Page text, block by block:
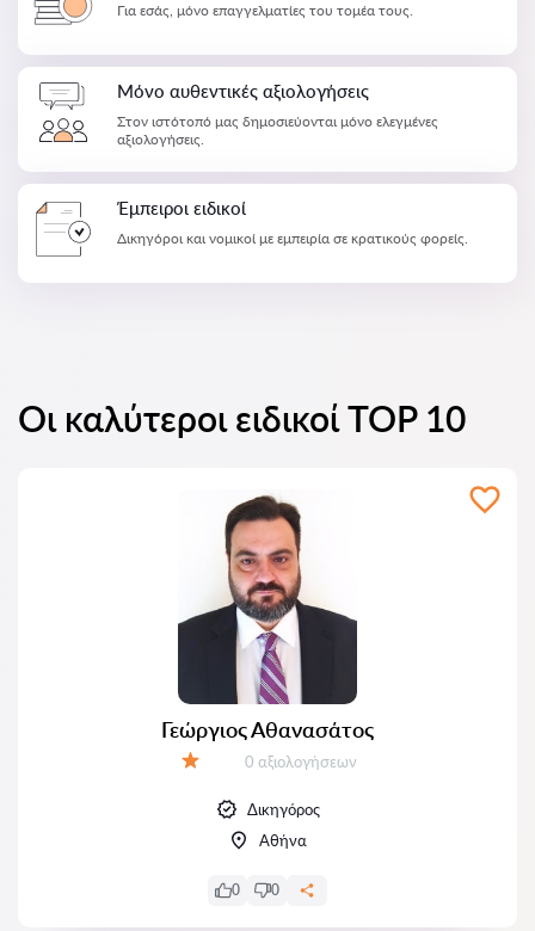
Για εσάς, μόνο επαγγελματίες του τομέα τους.
Μόνο αυθεντικές αξιολογήσεις
Στον ιστότοπό μας δημοσιεύονται μόνο ελεγμένες
αξιολογήσεις.
Έμπειροι ειδικοί
Δικηγόροι και νομικοί με εμπειρία σε κρατικούς φορείς.
Οι καλύτεροι ειδικοί TOP 10
Γεώργιος Αθανασάτος
Αξιολογήσεις:
0 αξιολογήσεων
Δικηγόρος
Αθήνα
0 0